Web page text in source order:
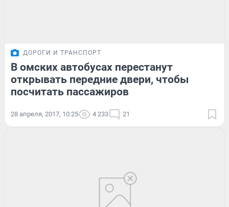
ДОРОГИ И ТРАНСПОРТ
В омских автобусах перестанут
открывать передние двери, чтобы
посчитать пассажиров
28 апреля, 2017, 10:25 4 233 21